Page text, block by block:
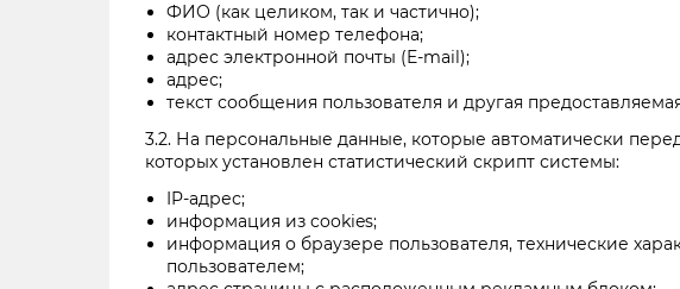
ФИО (как целиком, так и частично);
контактный номер телефона;
адрес электронной почты (E-mail);
адрес;
текст сообщения пользователя и другая
3.2. На персональные данные, которые автоматически
которых установлен статистический скрипт системы:
IP-адрес;
информация из cookies;
информация о браузере пользователя, технические
пользователем;